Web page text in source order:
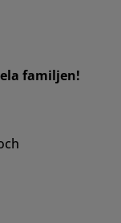
familjen!